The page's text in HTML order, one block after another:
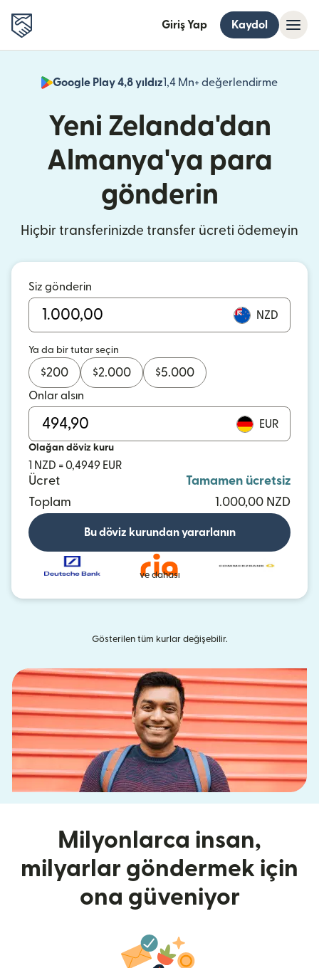
Giriş Yap Kaydol
Google Play 4,8 yıldız1,4 Mn+ değerlendirme
Yeni Zelanda'dan
Almanya'ya para
gönderin
Hiçbir transferinizde transfer ücreti ödemeyin
Siz gönderin
NZD
Ya da bir tutar seçin
$200 $2.000 $5.000
Onlar alsın
EUR
Olağan döviz kuru
1 NZD = 0,4949 EUR
Ücret
Tamamen ücretsiz
Toplam
1.000,00 NZD
Bu döviz kurundan yararlanın
ve dahası
Gösterilen tüm kurlar değişebilir.
Milyonlarca insan,
milyarlar göndermek için
ona güveniyor